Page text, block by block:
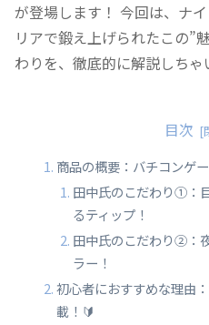
が登場します！ 今回は、ナ
リアで鍛え上げられたこの”
わりを、徹底的に解説しちゃ
目次
商品の概要：バチコンゲ
田中氏のこだわり①：
るティップ！
田中氏のこだわり②：
ラー！
初心者におすすめな理由
載！🔰